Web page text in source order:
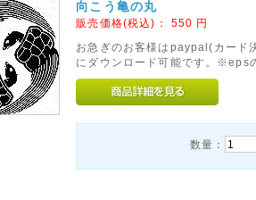
向こう亀の丸
販売価格(税込)： 550 円
お急ぎのお客様はpaypal(カード
にダウンロード可能です。※eps
数量：